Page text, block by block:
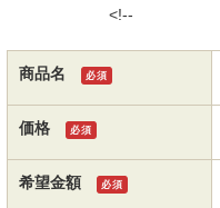
商品名 必須
価格 必須
希望金額 必須